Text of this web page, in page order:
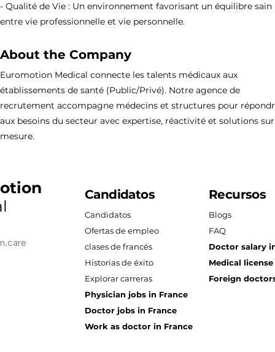
- Qualité de Vie : Un environnement favorisant un équilibre sain
entre vie professionnelle et vie personnelle.
About the Company
Euromotion Medical connecte les talents médicaux aux
établissements de santé (Public/Privé). Notre agence de
recrutement accompagne médecins et structures pour
aux besoins du secteur avec expertise, réactivité et solutions sur
mesure.
Candidatos
Candidatos
Ofertas de empleo
clases de francés
Historias de éxito
Explorar carreras
Physician jobs in France
Doctor jobs in France
Work as doctor in France
Recursos
Blogs
FAQ
Doctor salary
Medical
Foreign